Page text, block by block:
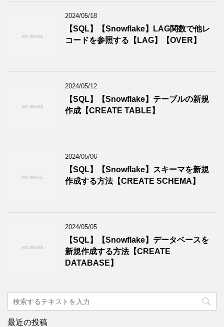
2024/05/18
【SQL】【Snowflake】LAG関数で他レ
コードを参照する【LAG】【OVER】
2024/05/12
【SQL】【Snowflake】テーブルの新規
作成【CREATE TABLE】
2024/05/06
【SQL】【Snowflake】スキーマを新規
作成する方法【CREATE SCHEMA】
2024/05/05
【SQL】【Snowflake】データベースを
新規作成する方法【CREATE
DATABASE】
最近の投稿